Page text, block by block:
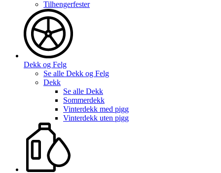
Tilhengerfester
Dekk og Felg
Se alle Dekk og Felg
Dekk
Se alle Dekk
Sommerdekk
Vinterdekk med pigg
Vinterdekk uten pigg